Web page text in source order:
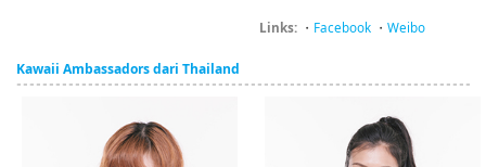
Links: ・ Facebook ・ Weibo
Kawaii Ambassadors dari Thailand